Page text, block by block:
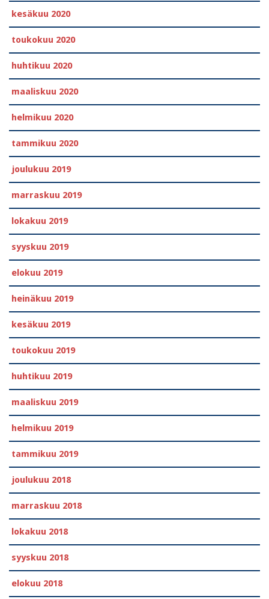
kesäkuu 2020
toukokuu 2020
huhtikuu 2020
maaliskuu 2020
helmikuu 2020
tammikuu 2020
joulukuu 2019
marraskuu 2019
lokakuu 2019
syyskuu 2019
elokuu 2019
heinäkuu 2019
kesäkuu 2019
toukokuu 2019
huhtikuu 2019
maaliskuu 2019
helmikuu 2019
tammikuu 2019
joulukuu 2018
marraskuu 2018
lokakuu 2018
syyskuu 2018
elokuu 2018